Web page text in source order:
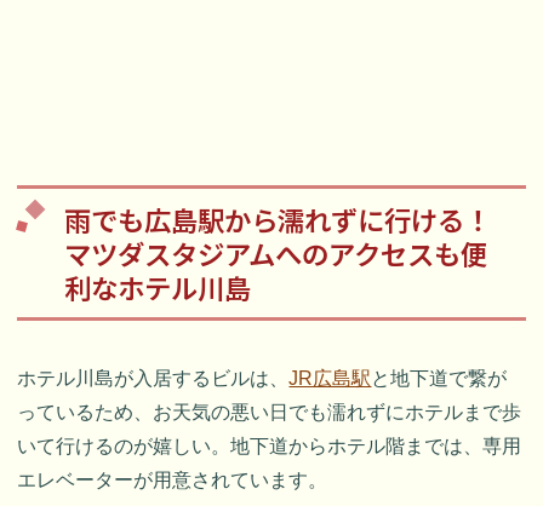
雨でも広島駅から濡れずに行ける！
マツダスタジアムへのアクセスも便
利なホテル川島
ホテル川島が入居するビルは、JR広島駅と地下道で繋が
っているため、お天気の悪い日でも濡れずにホテルまで歩
いて行けるのが嬉しい。地下道からホテル階までは、専用
エレベーターが用意されています。